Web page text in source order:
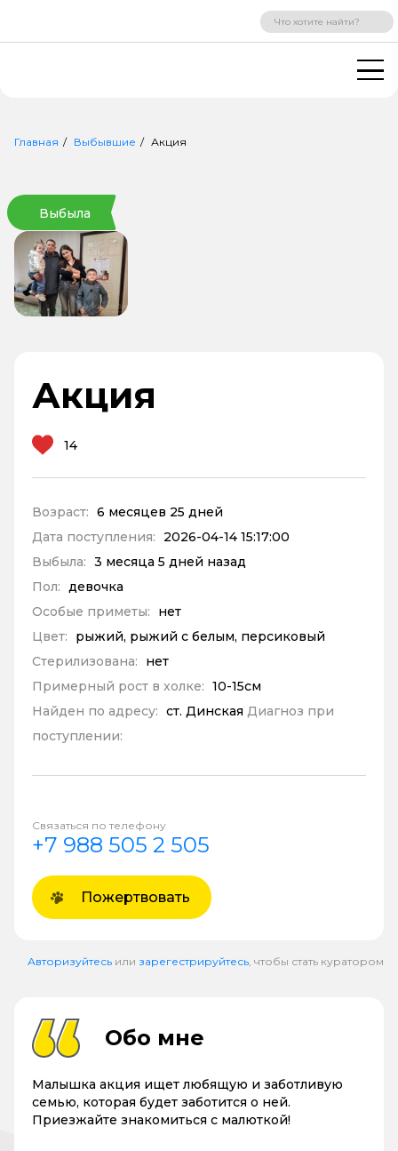
ВХОД РЕГИСТРАЦИЯ
Главная Выбывшие Акция
Выбыла
Акция
14
Возраст: 6 месяцев 25 дней
Дата поступления:
2026-04-14 15:17:00
Выбыла: 3 месяца 5 дней назад
Пол: девочка
Особые приметы:
нет
Цвет:
рыжий, рыжий с белым, персиковый
Стерилизована:
нет
Примерный рост в холке: 10-15см
Найден по адресу: ст. Динская Диагноз при
поступлении:
Связаться по телефону
+7 988 505 2 505
Пожертвовать
Авторизуйтесь или зарегестрируйтесь , чтобы стать куратором
Обо мне
Малышка акция ищет любящую и заботливую
семью, которая будет заботится о ней.
Приезжайте знакомиться с малюткой!